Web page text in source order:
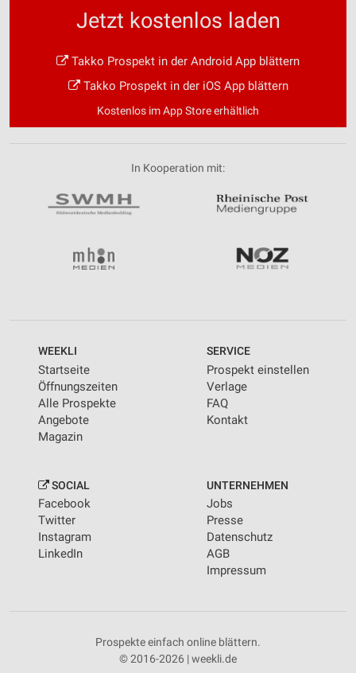
Jetzt kostenlos laden
Takko Prospekt in der Android App blättern
Takko Prospekt in der iOS App blättern
Kostenlos im App Store erhältlich
In Kooperation mit:
WEEKLI
Startseite
Öffnungszeiten
Alle Prospekte
Angebote
Magazin
SERVICE
Prospekt einstellen
Verlage
FAQ
Kontakt
SOCIAL
Facebook
Twitter
Instagram
LinkedIn
UNTERNEHMEN
Jobs
Presse
Datenschutz
AGB
Impressum
Prospekte einfach online blättern.
© 2016-2026 | weekli.de